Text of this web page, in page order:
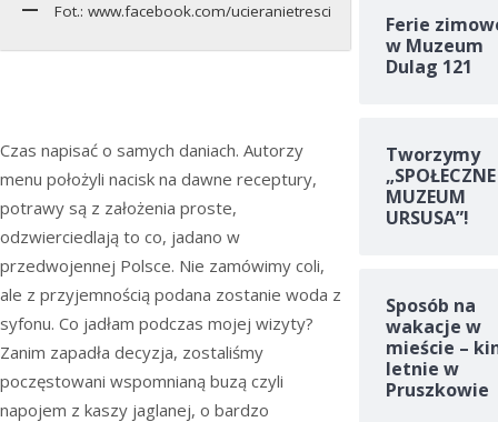
Fot.: www.facebook.com/ucieranietresci
Czas napisać o samych daniach. Autorzy
menu położyli nacisk na dawne receptury,
potrawy są z założenia proste,
odzwierciedlają to co, jadano w
przedwojennej Polsce. Nie zamówimy coli,
ale z przyjemnością podana zostanie woda z
syfonu. Co jadłam podczas mojej wizyty?
Zanim zapadła decyzja, zostaliśmy
poczęstowani wspomnianą buzą czyli
napojem z kaszy jaglanej, o bardzo
Ferie
w Muzeum
Dulag 121
Tworzymy
„SPOŁECZNE
MUZEUM
URSUSA”!
Sposób na
wakacje w
mieście –
letnie w
Pruszkowie